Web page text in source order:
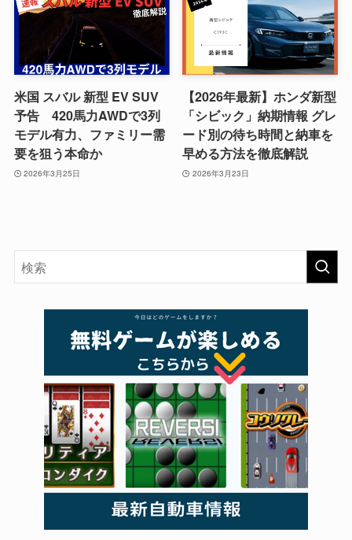
米国 スバル 新型 EV SUV
予告 420馬力AWDで3列
モデル有力、ファミリー需
要を狙う本命か
2026年3月25日
【2026年最新】ホンダ新型
「シビック」納期情報 グレ
ード別の待ち時間と納車を
早める方法を徹底解説
2026年3月23日